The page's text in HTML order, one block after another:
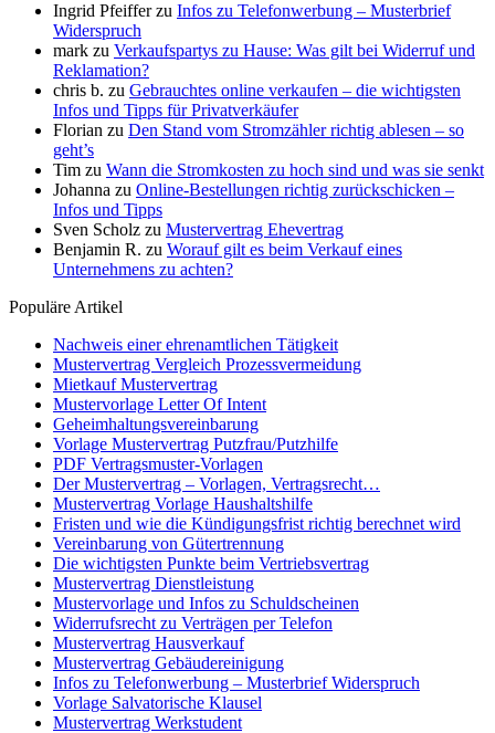
Ingrid Pfeifferzu Infos zu Telefonwerbung – Musterbrief
Widerspruch
mark zu Verkaufspartys zu Hause: Was gilt bei Widerruf und
Reklamation?
chris b. zu Gebrauchtes online verkaufen – die wichtigsten
Infos und Tipps für Privatverkäufer
Florian zu Den Stand vom Stromzähler richtig ablesen – so
geht’s
Tim zu Wann die Stromkosten zu hoch sind und was sie senkt
Johanna zu Online-Bestellungen richtig zurückschicken –
Infos und Tipps
Sven Scholz zu Mustervertrag Ehevertrag
Benjamin R. zu Worauf gilt es beim Verkauf eines
Unternehmens zu achten?
Populäre Artikel
Nachweis einer ehrenamtlichen Tätigkeit
Mustervertrag Vergleich Prozessvermeidung
Mietkauf Mustervertrag
Mustervorlage Letter Of Intent
Geheimhaltungsvereinbarung
Vorlage Mustervertrag Putzfrau/Putzhilfe
PDF Vertragsmuster-Vorlagen
Der Mustervertrag – Vorlagen, Vertragsrecht…
Mustervertrag Vorlage Haushaltshilfe
Fristen und wie die Kündigungsfrist richtig berechnet wird
Vereinbarung von Gütertrennung
Die wichtigsten Punkte beim Vertriebsvertrag
Mustervertrag Dienstleistung
Mustervorlage und Infos zu Schuldscheinen
Widerrufsrecht zu Verträgen per Telefon
Mustervertrag Hausverkauf
Mustervertrag Gebäudereinigung
Infos zu Telefonwerbung – Musterbrief Widerspruch
Vorlage Salvatorische Klausel
Mustervertrag Werkstudent